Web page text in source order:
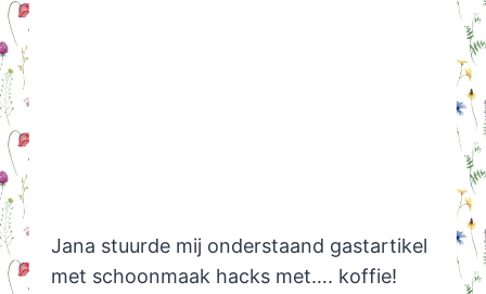
Jana stuurde mij onderstaand gastartikel
met schoonmaak hacks met…. koffie!